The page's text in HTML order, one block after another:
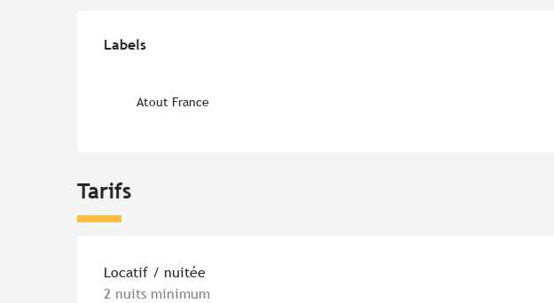
Labels
Labels
Atout France
Tarifs
Tarifs 2026
Locatif / nuitée
2 nuits minimum